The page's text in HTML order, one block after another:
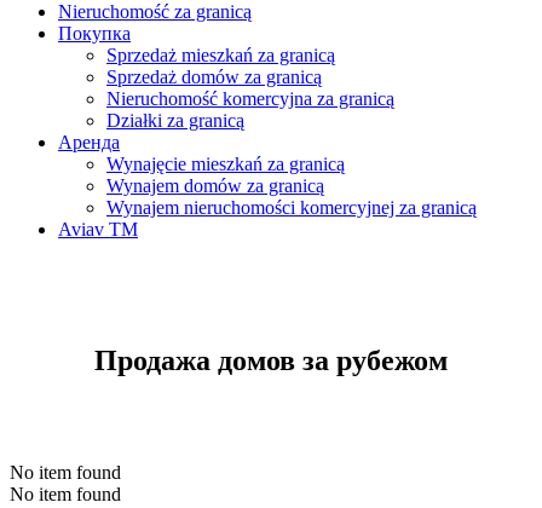
Nieruchomość za granicą
Покупка
Sprzedaż mieszkań za granicą
Sprzedaż domów za granicą
Nieruchomość komercyjna za granicą
Działki za granicą
Аренда
Wynajęcie mieszkań za granicą
Wynajem domów za granicą
Wynajem nieruchomości komercyjnej za granicą
Aviav TM
Продажа домов за рубежом
No item found
No item found